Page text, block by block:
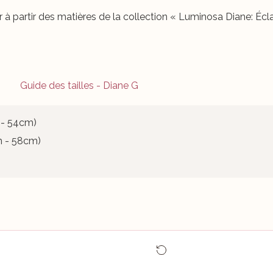
notations
partir des matières de la collection « Luminosa Diane:
54cm)
- 58cm)